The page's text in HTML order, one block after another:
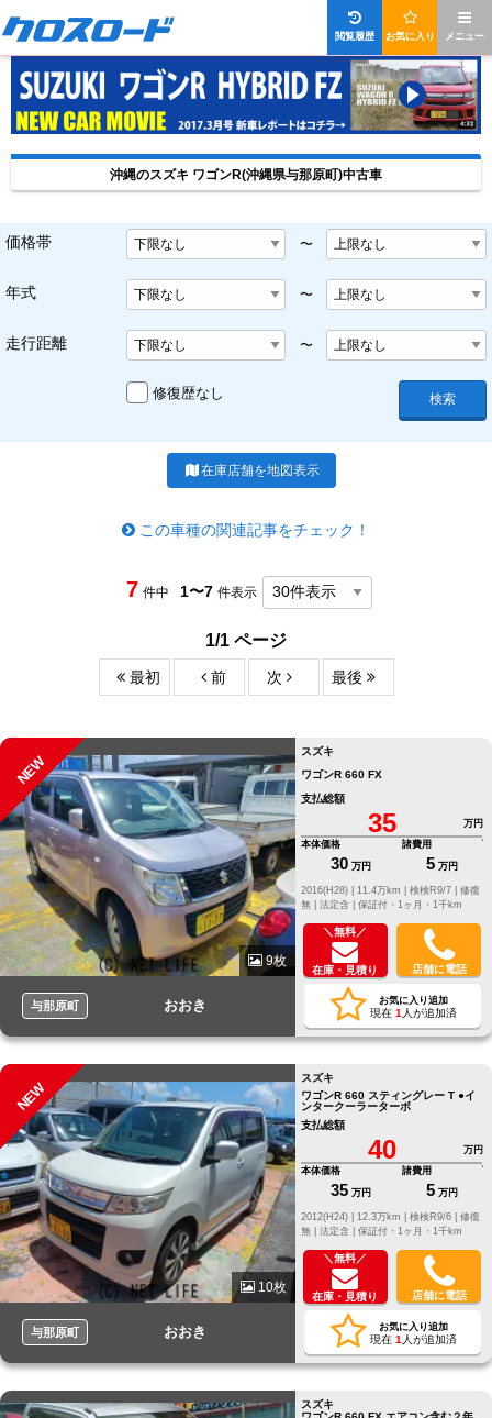
メニュー
お気に入り
閲覧履歴
沖縄のスズキ ワゴンR(沖縄県与那原町)中古車
価格帯 〜
年式 〜
走行距離 〜
修復歴なし 検索
在庫店舗を地図表示
この車種の関連記事をチェック！
7 件中 1〜7 件表示
1/1 ページ
最初 前 次 最後
NEW
9枚
与那原町 おおき
スズキ
ワゴンR 660 FX
支払総額
35
万円
本体価格
30 万円
諸費用
5 万円
修復
無 | 法定含 | 保証付・1ヶ月・1千km
＼無料／
在庫・見積り 店舗に電話
お気に入り追加
現在 1 人が追加済
NEW
10枚
与那原町 おおき
スズキ
ワゴンR 660 スティングレー T ●イ
ンタークーラーターボ
支払総額
40
万円
本体価格
35 万円
諸費用
5 万円
修復
無 | 法定含 | 保証付・1ヶ月・1千km
＼無料／
在庫・見積り 店舗に電話
お気に入り追加
現在 1 人が追加済
スズキ